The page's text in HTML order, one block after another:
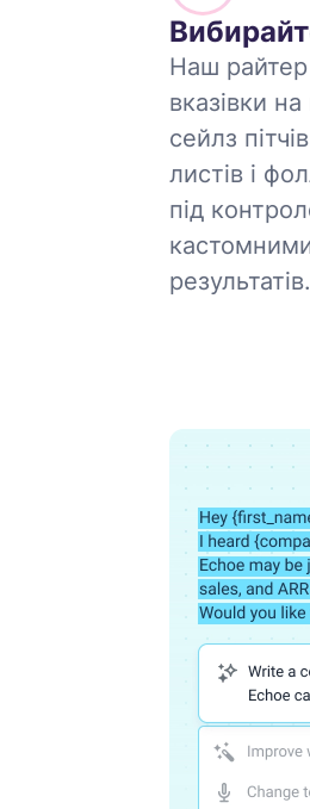
Наш райтер
вказівки
сейлз
листів і
під
результатів.